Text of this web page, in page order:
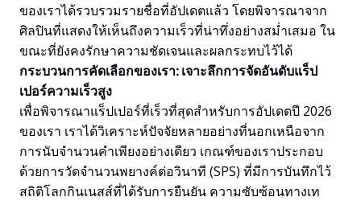
ของเราได้รวบรวมรายชื่อที่อัปเดตแล้ว โดยพิจารณาจาก
ศิลปินที่แสดงให้เห็นถึงความเร็วที่น่าทึ่งอย่างสม่ำเสมอ ใน
ขณะที่ยังคงรักษาความชัดเจนและผลกระทบไว้ได้
กระบวนการคัดเลือกของเรา: เจาะลึกการจัดอันดับแร็ป
เปอร์ความเร็วสูง
เพื่อพิจารณาแร็ปเปอร์ที่เร็วที่สุดสำหรับการอัปเดตปี 2026
ของเรา เราได้วิเคราะห์ปัจจัยหลายอย่างที่นอกเหนือจาก
การนับจำนวนคำเพียงอย่างเดียว เกณฑ์ของเราประกอบ
ด้วยการวัดจำนวนพยางค์ต่อวินาที (SPS) ที่มีการบันทึกไว้
สถิติโลกกินเนสส์ที่ได้รับการยืนยัน ความซับซ้อนทางเท